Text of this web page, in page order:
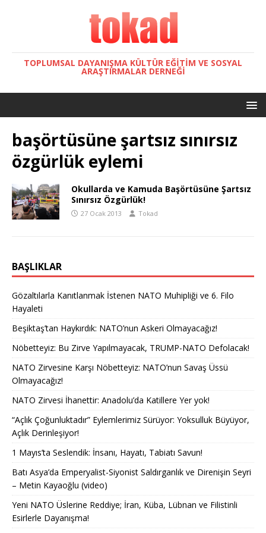
TOPLUMSAL DAYANIŞMA KÜLTÜR EĞITIM VE SOSYAL
ARAŞTIRMALAR DERNEĞI
başörtüsüne şartsız sınırsız
özgürlük eylemi
Okullarda ve Kamuda Başörtüsüne Şartsız
Sınırsız Özgürlük!
27 Ocak 2013 Tokad
BAŞLIKLAR
Gözaltılarla Kanıtlanmak İstenen NATO Muhipliği ve 6. Filo
Hayaleti
Beşiktaş’tan Haykırdık: NATO’nun Askeri Olmayacağız!
Nöbetteyiz: Bu Zirve Yapılmayacak, TRUMP-NATO Defolacak!
NATO Zirvesine Karşı Nöbetteyiz: NATO’nun Savaş Üssü
Olmayacağız!
NATO Zirvesi İhanettir: Anadolu’da Katillere Yer yok!
“Açlık Çoğunluktadır” Eylemlerimiz Sürüyor: Yoksulluk Büyüyor,
Açlık Derinleşiyor!
1 Mayıs’ta Seslendik: İnsanı, Hayatı, Tabiatı Savun!
Batı Asya’da Emperyalist-Siyonist Saldırganlık ve Direnişin Seyri
– Metin Kayaoğlu (video)
Yeni NATO Üslerine Reddiye; İran, Küba, Lübnan ve Filistinli
Esirlerle Dayanışma!